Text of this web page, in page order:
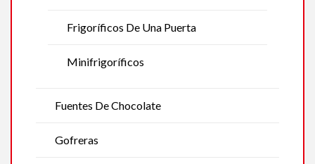
Frigoríficos De Una Puerta
Minifrigoríficos
Fuentes De Chocolate
Gofreras